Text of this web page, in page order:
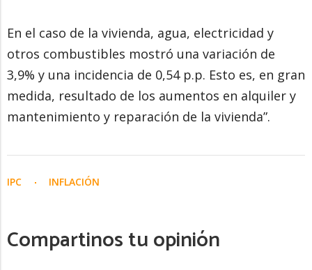
En el caso de la vivienda, agua, electricidad y
otros combustibles mostró una variación de
3,9% y una incidencia de 0,54 p.p. Esto es, en gran
medida, resultado de los aumentos en alquiler y
mantenimiento y reparación de la vivienda”.
IPC INFLACIÓN
Compartinos tu opinión